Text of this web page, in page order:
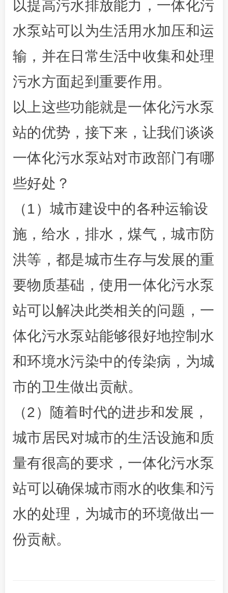
以提高污水排放能力，一体化污
水泵站可以为生活用水加压和运
输，并在日常生活中收集和处理
污水方面起到重要作用。
以上这些功能就是一体化污水泵
站的优势，接下来，让我们谈谈
一体化污水泵站对市政部门有哪
些好处？
（1）城市建设中的各种运输设
施，给水，排水，煤气，城市防
洪等，都是城市生存与发展的重
要物质基础，使用一体化污水泵
站可以解决此类相关的问题，一
体化污水泵站能够很好地控制水
和环境水污染中的传染病，为城
市的卫生做出贡献。
（2）随着时代的进步和发展，
城市居民对城市的生活设施和质
量有很高的要求，一体化污水泵
站可以确保城市雨水的收集和污
水的处理，为城市的环境做出一
份贡献。